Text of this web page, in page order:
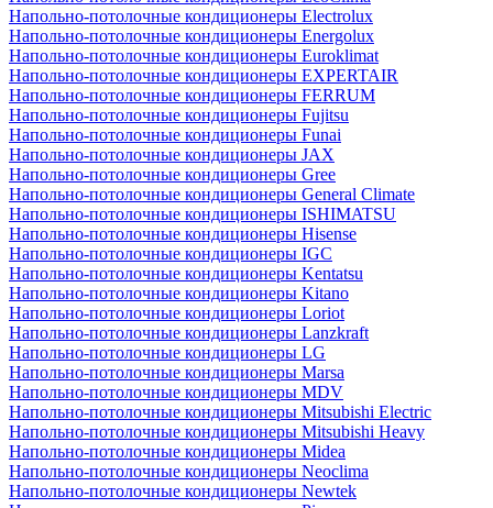
Напольно-потолочные кондиционеры Electrolux
Напольно-потолочные кондиционеры Energolux
Напольно-потолочные кондиционеры Euroklimat
Напольно-потолочные кондиционеры EXPERTAIR
Напольно-потолочные кондиционеры FERRUM
Напольно-потолочные кондиционеры Fujitsu
Напольно-потолочные кондиционеры Funai
Напольно-потолочные кондиционеры JAX
Напольно-потолочные кондиционеры Gree
Напольно-потолочные кондиционеры General Climate
Напольно-потолочные кондиционеры ISHIMATSU
Напольно-потолочные кондиционеры Hisense
Напольно-потолочные кондиционеры IGC
Напольно-потолочные кондиционеры Kentatsu
Напольно-потолочные кондиционеры Kitano
Напольно-потолочные кондиционеры Loriot
Напольно-потолочные кондиционеры Lanzkraft
Напольно-потолочные кондиционеры LG
Напольно-потолочные кондиционеры Marsa
Напольно-потолочные кондиционеры MDV
Напольно-потолочные кондиционеры Mitsubishi Electric
Напольно-потолочные кондиционеры Mitsubishi Heavy
Напольно-потолочные кондиционеры Midea
Напольно-потолочные кондиционеры Neoclima
Напольно-потолочные кондиционеры Newtek